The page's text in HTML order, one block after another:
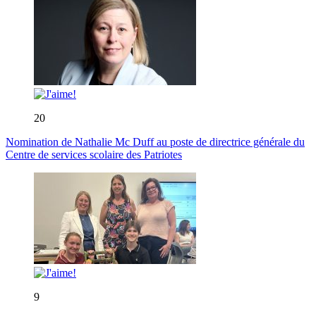
20
Nomination de Nathalie Mc Duff au poste de directrice générale du
Centre de services scolaire des Patriotes
9